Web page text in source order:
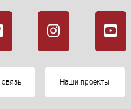
Наши проекты